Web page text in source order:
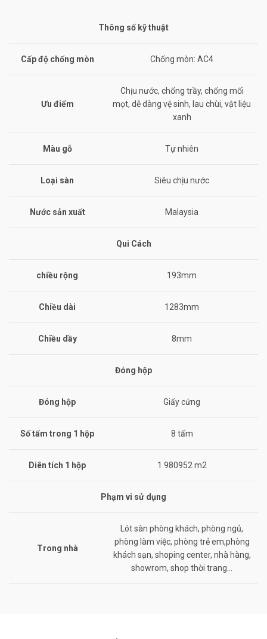
Thông số kỹ thuật
Cấp độ chống mòn Chống mòn: AC4
Ưu điểm
Chịu nước, chống trầy, chống mối
mọt, dễ dàng vệ sinh, lau chùi, vật liệu
xanh
Màu gỗ Tự nhiên
Loại sàn Siêu chịu nước
Nước sản xuất Malaysia
Qui Cách
chiều rộng 193mm
Chiều dài 1283mm
Chiều dầy 8mm
Đóng hộp
Đóng hộp Giấy cứng
Số tấm trong 1 hộp 8 tấm
Diên tích 1 hộp 1.980952 m2
Phạm vi sử dụng
Trong nhà
Lót sàn phòng khách, phòng ngủ,
phòng làm việc, phòng trẻ em,phòng
khách sạn, shoping center, nhà hàng,
showrom, shop thời trang…